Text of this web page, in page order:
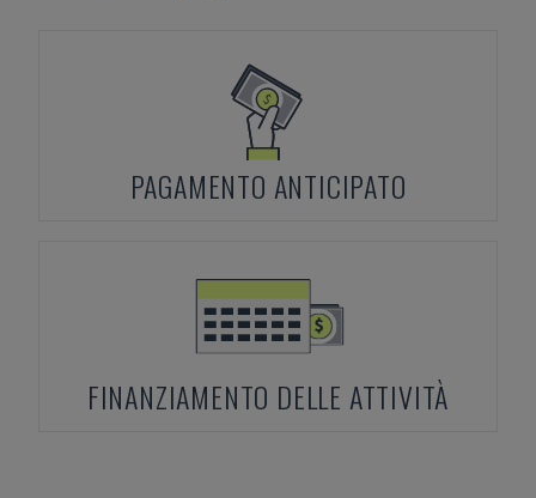
PAGAMENTO ANTICIPATO
FINANZIAMENTO DELLE ATTIVITÀ